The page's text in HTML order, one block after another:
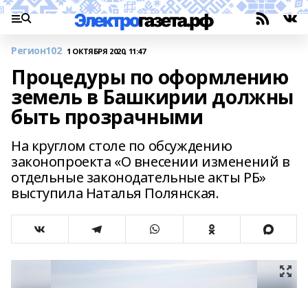
Регион102 1 ОКТЯБРЯ 2020, 11:47
Процедуры по оформлению
земель в Башкирии должны
быть прозрачными
На круглом столе по обсуждению
законопроекта «О внесении изменений в
отдельные законодательные акты РБ»
выступила Наталья Полянская.